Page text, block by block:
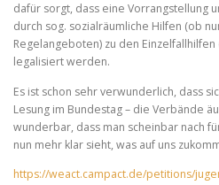
dafür sorgt, dass eine Vorrangstellung
durch sog. sozialräumliche Hilfen (ob
Regelangeboten) zu den
legalisiert werden.
Es ist schon sehr verwunderlich, dass
Lesung im Bundestag – die Verbände
wunderbar, dass man scheinbar nach
nun mehr klar sieht, was auf uns
https://weact.campact.de/petitions/